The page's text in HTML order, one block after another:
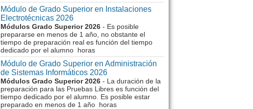
Módulo de Grado Superior en Instalaciones
Electrotécnicas 2026
Módulos Grado Superior 2026 - Es posible
prepararse en menos de 1 año, no obstante el
tiempo de preparación real es función del tiempo
dedicado por el alumno horas
Módulo de Grado Superior en Administración
de Sistemas Informáticos 2026
Módulos Grado Superior 2026 - La duración de la
preparación para las Pruebas Libres es función del
tiempo dedicado por el alumno. Es posible estar
preparado en menos de 1 año horas